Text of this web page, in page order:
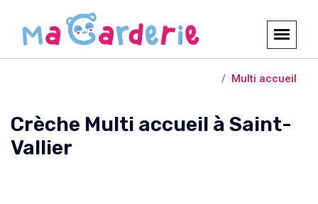
Multi accueil
Crèche Multi accueil à Saint-
Vallier